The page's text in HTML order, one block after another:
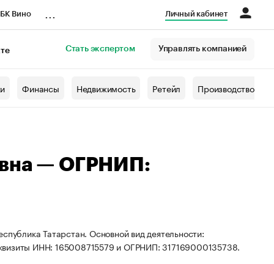
Вино Личный кабинет
Стать экспертом Управлять компанией
Финансы Недвижимость Ретейл Производство
— ОГРНИП:
Татарстан. Основной вид деятельности:
ИНН: 165008715579 и ОГРНИП: 317169000135738.